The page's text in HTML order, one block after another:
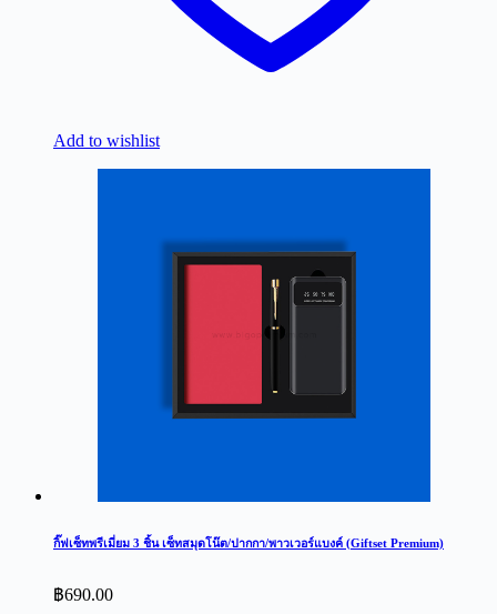
Add to wishlist
กิ๊ฟเซ็ทพรีเมี่ยม 3 ชิ้น เซ็ทสมุดโน๊ต/ปากกา/พาวเวอร์แบงค์ (Giftset Premium)
฿690.00